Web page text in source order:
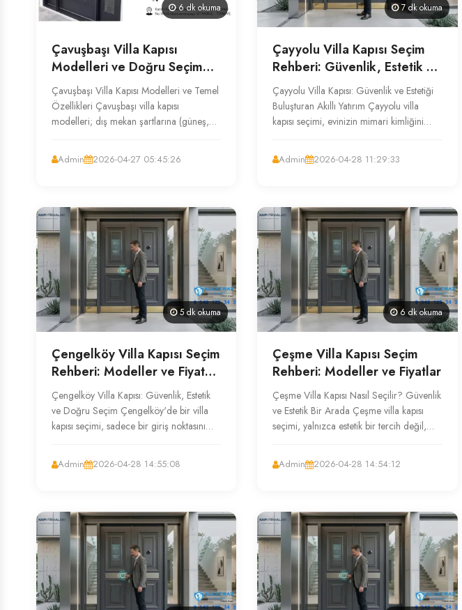
6 dk okuma
Çavuşbaşı Villa Kapısı
Modelleri ve Doğru Seçim
Kriterleri
Çavuşbaşı Villa Kapısı Modelleri ve Temel
Özellikleri Çavuşbaşı villa kapısı
modelleri; dış mekan şartlarına (güneş,
Admin 2026-04-27 05:45:26
7 dk okuma
Çayyolu Villa Kapısı Seçim
Rehberi: Güvenlik, Estetik ve
Fiyat Dengesi
Çayyolu Villa Kapısı: Güvenlik ve Estetiği
Buluşturan Akıllı Yatırım Çayyolu villa
kapısı seçimi, evinizin mimari kimliğini
Admin 2026-04-28 11:29:33
5 dk okuma
Çengelköy Villa Kapısı Seçim
Rehberi: Modeller ve Fiyat
Analizi
Çengelköy Villa Kapısı: Güvenlik, Estetik
ve Doğru Seçim Çengelköy'de bir villa
kapısı seçimi, sadece bir giriş noktasını
Admin 2026-04-28 14:55:08
6 dk okuma
Çeşme Villa Kapısı Seçim
Rehberi: Modeller ve Fiyatlar
Çeşme Villa Kapısı Nasıl Seçilir? Güvenlik
ve Estetik Bir Arada Çeşme villa kapısı
seçimi, yalnızca estetik bir tercih değil,
Admin 2026-04-28 14:54:12